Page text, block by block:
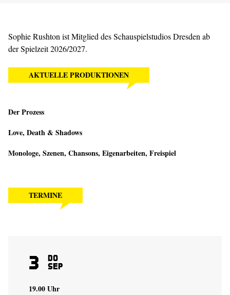
Sophie Rushton ist Mitglied des Schauspielstudios Dresden ab
der Spielzeit 2026/2027.
AKTUELLE PRODUKTIONEN
Der Prozess
Love, Death & Shadows
Monologe, Szenen, Chansons, Eigenarbeiten, Freispiel
TERMINE
3 Do
Sep
19.00 Uhr